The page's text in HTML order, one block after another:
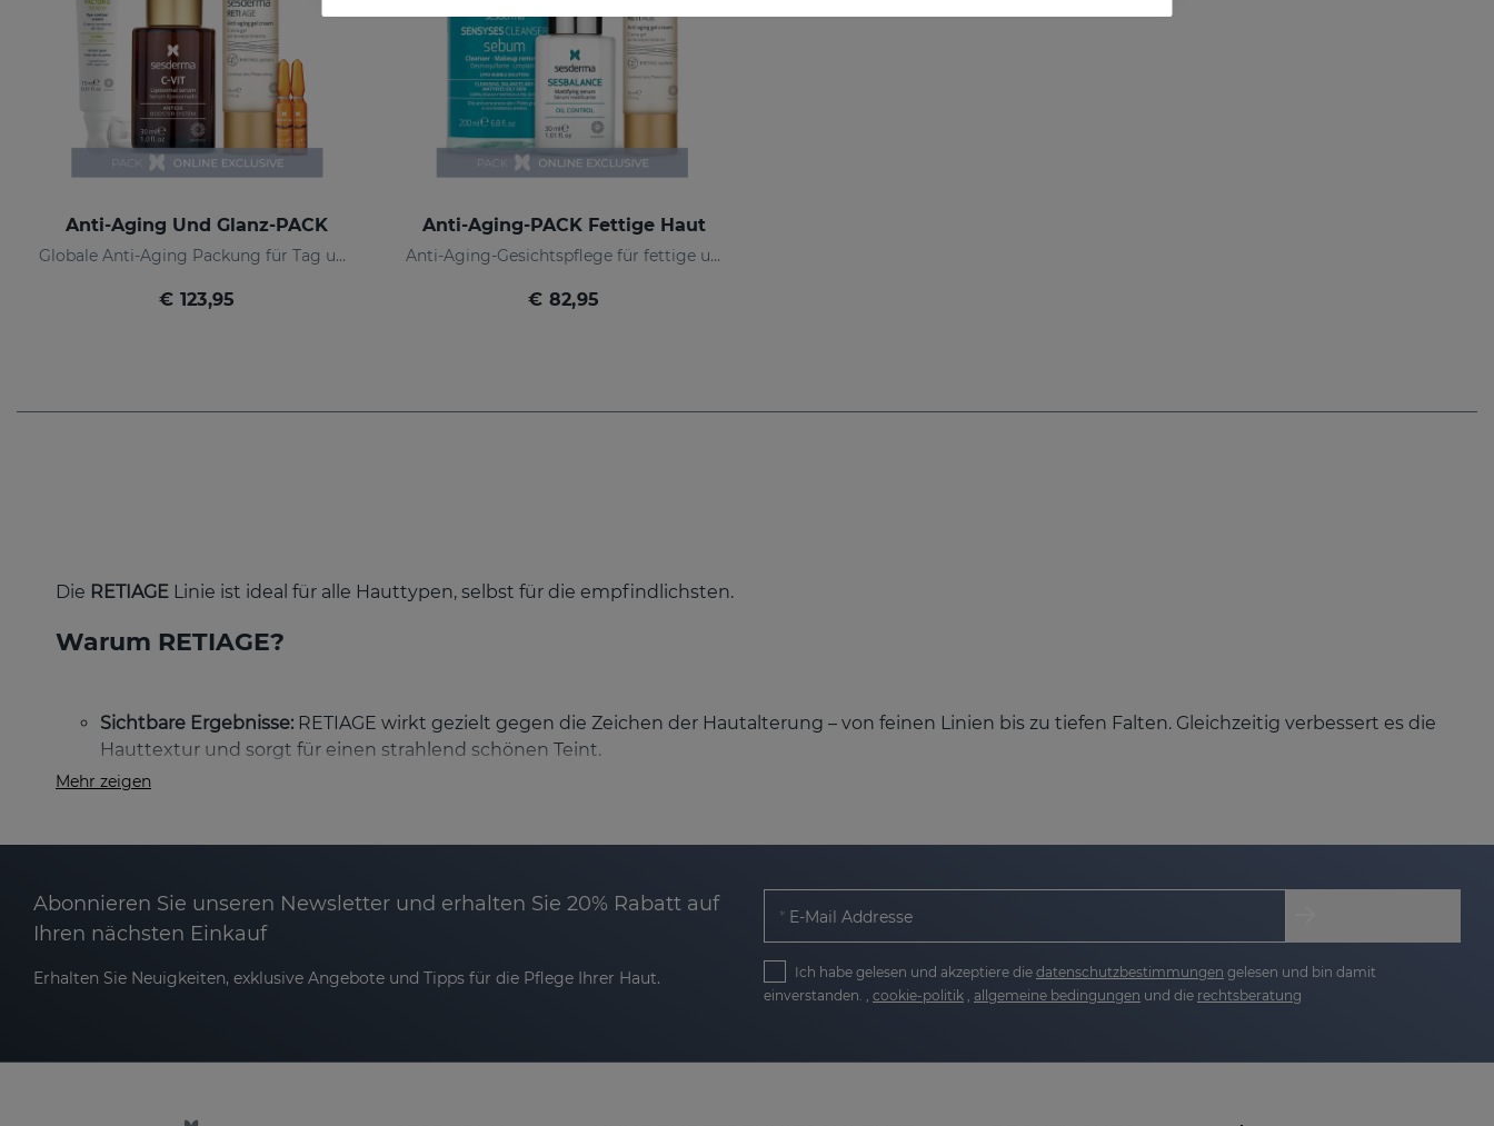
Anti-Aging Und Glanz-PACK
Globale Anti-Aging Packung für Tag und Nacht
€ 123,95
Anti-Aging-PACK Fettige Haut
Anti-Aging-Gesichtspflege für fettige und Mischhaut
€ 82,95
Die RETIAGE Linie ist ideal für alle Hauttypen, selbst für die empfindlichsten.
Warum RETIAGE?
Sichtbare Ergebnisse: RETIAGE wirkt gezielt gegen die Zeichen der Hautalterung – von feinen Linien bis zu tiefen Falten. Gleichzeitig verbessert es die
Hauttextur und sorgt für einen strahlend schönen Teint.
Langanhaltende Straffheit:
den ganzen Tag angenehm gepflegt an.
Ebenmäßiger Hautton: Pigmentflecken werden reduziert, der Teint wirkt gleichmäßiger und die natürliche Leuchtkraft Ihrer Haut kehrt zurück.
Das 3-Retinol-System – Sanft, effektiv und tiefenwirksam
Mehr zeigen
Abonnieren Sie unseren Newsletter und erhalten Sie 20% Rabatt auf
Ihren nächsten Einkauf
Erhalten Sie Neuigkeiten, exklusive Angebote und Tipps für die Pflege Ihrer Haut.
E-Mail Addresse
Ich habe gelesen und akzeptiere die datenschutzbestimmungen gelesen und bin damit
einverstanden. , cookie-politik , allgemeine bedingungen und die rechtsberatung